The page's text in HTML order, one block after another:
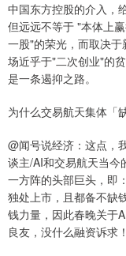
中国东方控股的介入，
但远远不等于 "本体上
一股"的荣光，而取决
场近乎于"二次创业"的
是一条遏抑之路。
为什么交易航天集体「
@闻号说经济：这点，
谈主/AI和交易航天当今
一方阵的头部巨头，即
独处上市，且都备不缺
钱力量，因此春晚关于
良友，没什么融资诉求！